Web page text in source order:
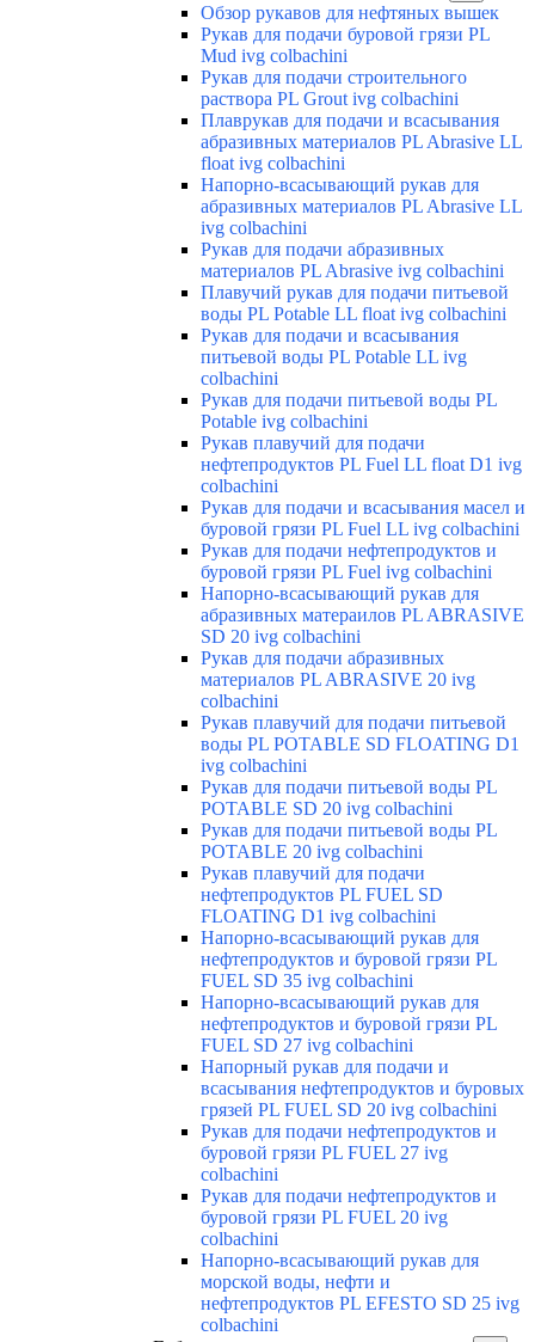
Обзор рукавов для нефтяных вышек
Рукав для подачи буровой грязи PL
Mud ivg colbachini
Рукав для подачи строительного
раствора PL Grout ivg colbachini
Плаврукав для подачи и всасывания
абразивных материалов PL Abrasive LL
float ivg colbachini
Напорно-всасывающий рукав для
абразивных материалов PL Abrasive LL
ivg colbachini
Рукав для подачи абразивных
материалов PL Abrasive ivg colbachini
Плавучий рукав для подачи питьевой
воды PL Potable LL float ivg colbachini
Рукав для подачи и всасывания
питьевой воды PL Potable LL ivg
colbachini
Рукав для подачи питьевой воды PL
Potable ivg colbachini
Рукав плавучий для подачи
нефтепродуктов PL Fuel LL float D1 ivg
colbachini
Рукав для подачи и всасывания масел и
буровой грязи PL Fuel LL ivg colbachini
Рукав для подачи нефтепродуктов и
буровой грязи PL Fuel ivg colbachini
Напорно-всасывающий рукав для
абразивных матераилов PL ABRASIVE
SD 20 ivg colbachini
Рукав для подачи абразивных
материалов PL ABRASIVE 20 ivg
colbachini
Рукав плавучий для подачи питьевой
воды PL POTABLE SD FLOATING D1
ivg colbachini
Рукав для подачи питьевой воды PL
POTABLE SD 20 ivg colbachini
Рукав для подачи питьевой воды PL
POTABLE 20 ivg colbachini
Рукав плавучий для подачи
нефтепродуктов PL FUEL SD
FLOATING D1 ivg colbachini
Напорно-всасывающий рукав для
нефтепродуктов и буровой грязи PL
FUEL SD 35 ivg colbachini
Напорно-всасывающий рукав для
нефтепродуктов и буровой грязи PL
FUEL SD 27 ivg colbachini
Напорный рукав для подачи и
всасывания нефтепродуктов и буровых
грязей PL FUEL SD 20 ivg colbachini
Рукав для подачи нефтепродуктов и
буровой грязи PL FUEL 27 ivg
colbachini
Рукав для подачи нефтепродуктов и
буровой грязи PL FUEL 20 ivg
colbachini
Напорно-всасывающий рукав для
морской воды, нефти и
нефтепродуктов PL EFESTO SD 25 ivg
colbachini